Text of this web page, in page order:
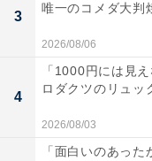
3
唯一のコメダ大判
2026/08/06
4
「1000円には見
ロダクツのリュッ
2026/08/03
「面白いのあっ